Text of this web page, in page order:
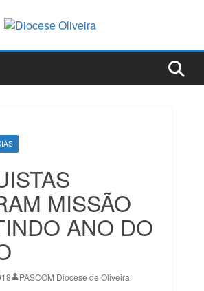
MISSÃO
ANO DO
PASCOM Diocese de Oliveira